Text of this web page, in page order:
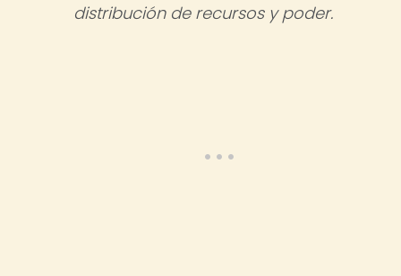
distribución de recursos y poder.